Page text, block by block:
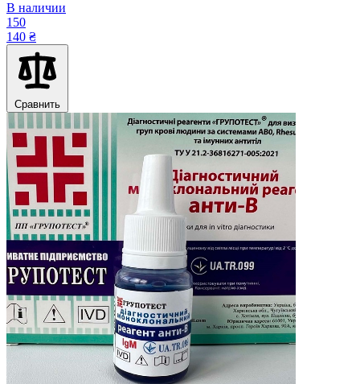
В наличии
150
140 ₴
Сравнить